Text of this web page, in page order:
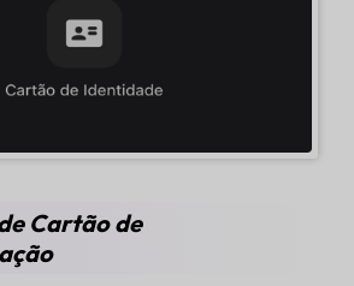
Cartão de